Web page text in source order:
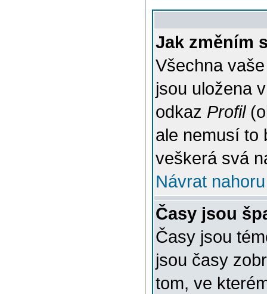
Jak změním
Všechna
jsou uložena
odkaz Profil
ale nemusí to
veškerá svá
Návrat nahoru
Časy jsou
Časy jsou
jsou časy
tom, ve